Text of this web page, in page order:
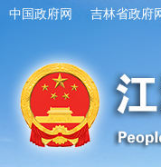
中国政府网 吉林省政府